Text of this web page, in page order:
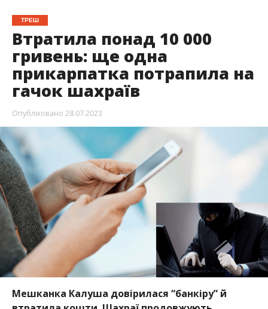
ТРЕШ
Втратила понад 10 000
гривень: ще одна
прикарпатка потрапила на
гачок шахраїв
Опубліковано 28.07.2023
Мешканка Калуша довірилася “банкіру” й